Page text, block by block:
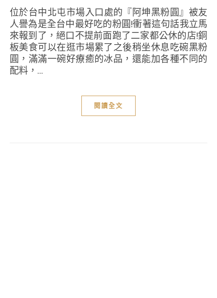
位於台中北屯市場入口處的『阿坤黑粉圓』被友
人譽為是全台中最好吃的粉圓!衝著這句話我立馬
來報到了，絕口不提前面跑了二家都公休的店!銅
板美食可以在逛市場累了之後稍坐休息吃碗黑粉
圓，滿滿一碗好療癒的冰品，還能加各種不同的
配料，...
閱讀全文